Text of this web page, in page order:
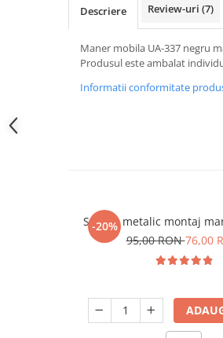
Descriere Review-uri (7)
Maner mobila UA-337 negru
Produsul este ambalat
Informatii conformitate
-20%
Sablon metalic montaj
95,00 RON76,00